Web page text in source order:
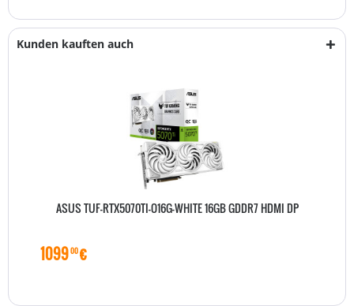
Kunden kauften auch
ASUS TUF-RTX5070TI-O16G-WHITE 16GB GDDR7 HDMI DP
109900€